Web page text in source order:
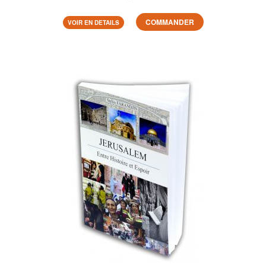
VOIR EN DETAILS COMMANDER